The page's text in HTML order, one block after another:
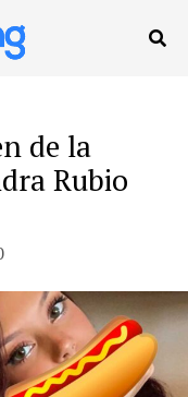
de la
Rubio